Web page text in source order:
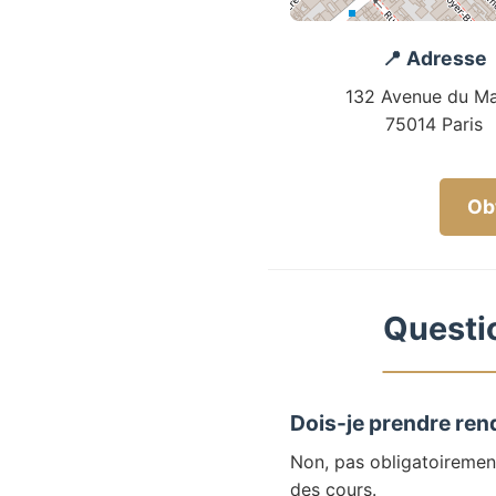
📍 Adresse
132 Avenue du
75014 Paris
Dois-je prendre
Non, pas
des cours.